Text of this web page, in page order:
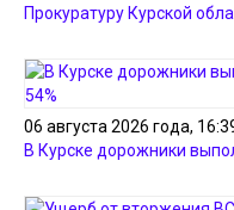
Прокуратуру Курской
06 августа 2026 года,
В Курске дорожники